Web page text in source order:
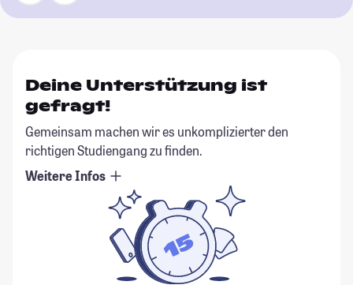
Deine Unterstützung ist
gefragt!
Gemeinsam machen wir es unkomplizierter den
richtigen Studiengang zu finden.
Weitere Infos